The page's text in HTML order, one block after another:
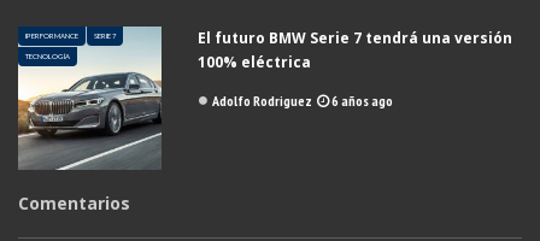
IPERFORMANCE SERIE 7
TECNOLOGÍA
El futuro BMW Serie 7 tendrá una versión
100% eléctrica
Adolfo Rodriguez 6 años ago
Comentarios